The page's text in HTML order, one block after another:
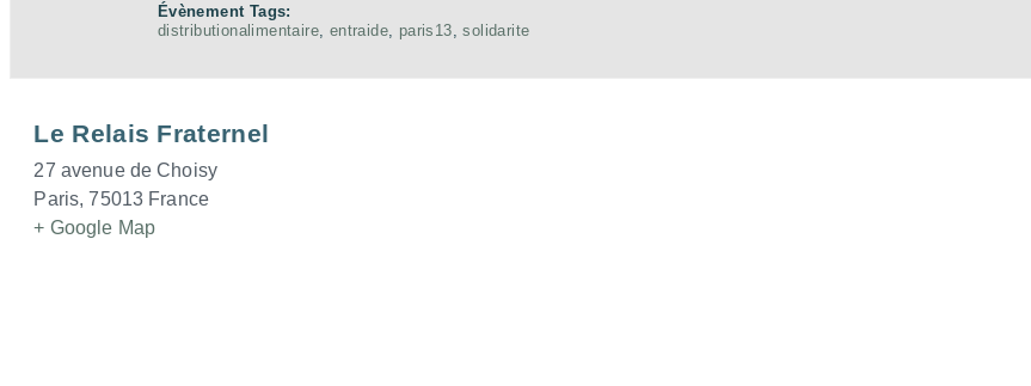
Évènement Tags:
distributionalimentaire entraide paris13 ,solidarite
Le Relais Fraternel
27 avenue de Choisy
Paris, 75013 France
+ Google Map